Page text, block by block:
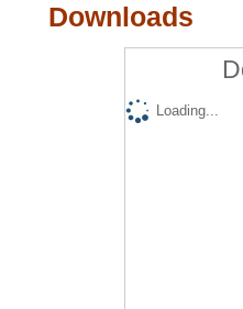
Downloads
Loading...